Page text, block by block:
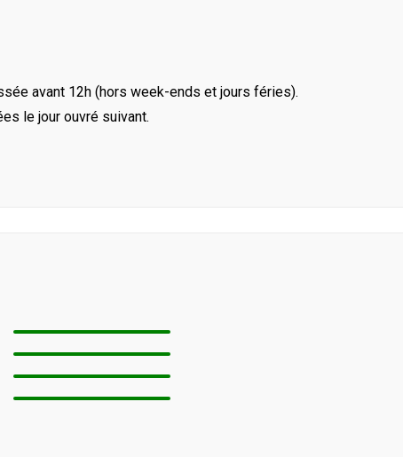
avant 12h (hors week-ends et jours féries).
le jour ouvré suivant.